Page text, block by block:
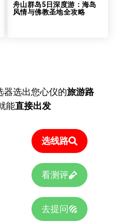
舟山群岛5日深度游：海岛
风情与佛教圣地全攻略
器选出您心仪的旅游路
能直接出发
选线路
看测评
去提问